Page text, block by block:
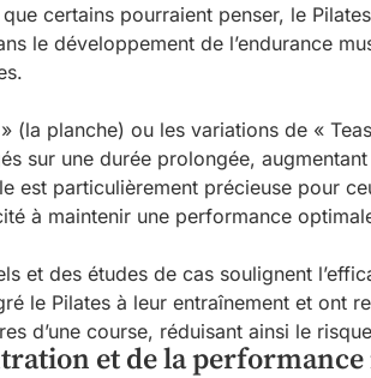
certains pourraient penser, le
le développement de l’endurance
(la planche) ou les variations de «
sur une durée prolongée,
est particulièrement précieuse pour
à maintenir une performance
et des études de cas soulignent
le Pilates à leur entraînement et ont
d’une course, réduisant ainsi le
et de la